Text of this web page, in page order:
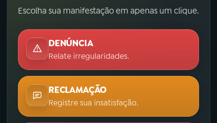
Escolha sua manifestação em apenas um clique.
DENÚNCIA
Relate irregularidades.
RECLAMAÇÃO
Registre sua insatisfação.